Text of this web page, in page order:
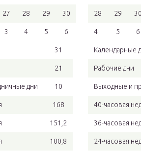
27 28 29 30
3 4 5 6
31
21
дни 10
168
151,2
100,8
28 29
4 5 6
Календарные
Рабочие дни
Выходные и
40-часовая
36-часовая
24-часовая